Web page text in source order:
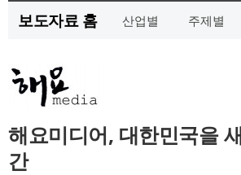
보도자료 홈 산업별 주제별
해요미디어, 대한민국을
간